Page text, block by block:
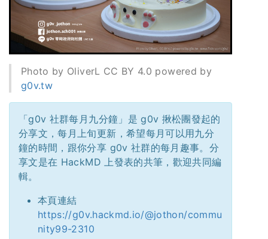
Photo by OliverL CC BY 4.0 powered by
g0v.tw
「g0v 社群每月九分鐘」是 g0v 揪松團發起的
分享文，每月上旬更新，希望每月可以用九分
鐘的時間，跟你分享 g0v 社群的每月趣事。分
享文是在 HackMD 上發表的共筆，歡迎共同編
輯。
本頁連結
https://g0v.hackmd.io/@jothon/commu
nity99-2310